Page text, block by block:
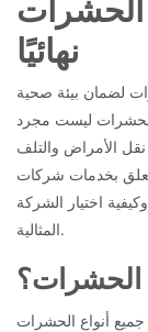
الحشرات
نهائيًا
لضمان بيئة صحية
ليست مجرد
الأمراض والتلف
بخدمات شركات
اختيار الشركة
المثالية.
أنواع الحشرات